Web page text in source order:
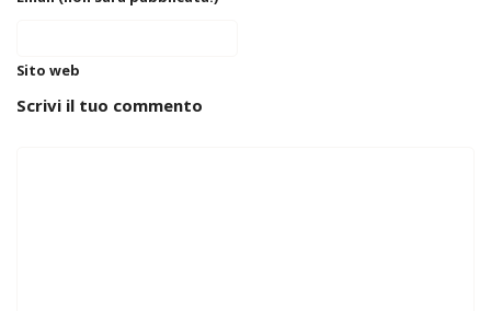
Sito web
Scrivi il tuo commento